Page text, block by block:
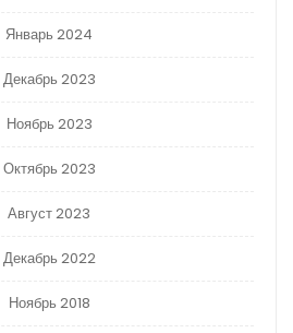
Январь 2024
Декабрь 2023
Ноябрь 2023
Октябрь 2023
Август 2023
Декабрь 2022
Ноябрь 2018